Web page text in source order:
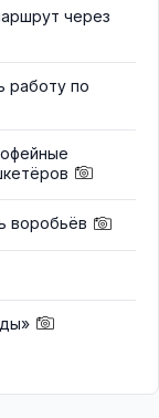
через
работу по
воробьёв